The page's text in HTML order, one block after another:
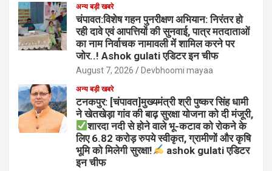
अन्य बड़ी खबरे
चंपावत:विशेष गहन पुनरीक्षण अभियान: निरंतर हो
रही दावे एवं आपत्तियों की सुनवाई, पात्र मतदाताओं
का नाम निर्वाचक नामावली में शामिल करने पर
जोर..! Ashok gulati एडिटर इन चीफ
August 7, 2026 Devbhoomi mayaa
अन्य बड़ी खबरे
टनकपुर: [चंपावत]मुख्यमंत्री श्री पुष्कर सिंह धामी
ने खेतखेड़ा गांव की बाढ़ सुरक्षा योजना को दी मंजूरी,
शारदा नदी से होने वाले भू-कटाव को रोकने के
लिए 6.82 करोड़ रुपये स्वीकृत, ग्रामीणों और कृषि
भूमि को मिलेगी सुरक्षा!
ashok gulati एडिटर
इन चीफ